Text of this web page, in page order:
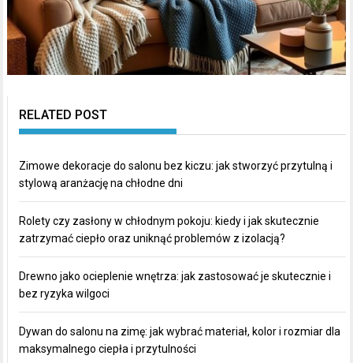
RELATED POST
Zimowe dekoracje do salonu bez kiczu: jak stworzyć przytulną i
stylową aranżację na chłodne dni
Rolety czy zasłony w chłodnym pokoju: kiedy i jak skutecznie
zatrzymać ciepło oraz uniknąć problemów z izolacją?
Drewno jako ocieplenie wnętrza: jak zastosować je skutecznie i
bez ryzyka wilgoci
Dywan do salonu na zimę: jak wybrać materiał, kolor i rozmiar dla
maksymalnego ciepła i przytulności